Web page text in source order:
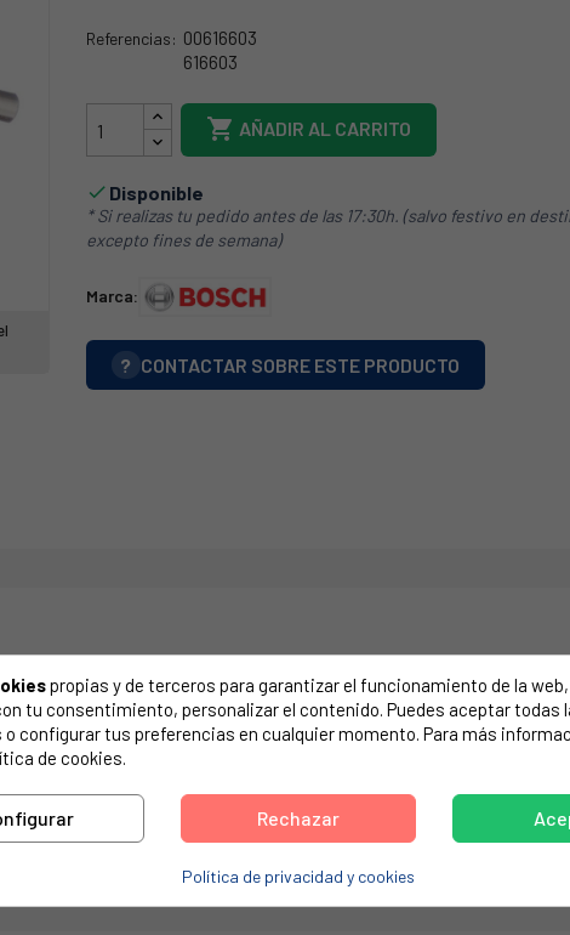
Referencias: 00616603
616603
 AÑADIR AL CARRITO
 Disponible
* Si realizas tu pedido antes de las 17:30h. (salvo festivo en
excepto fines de semana)
Marca:
? CONTACTAR SOBRE ESTE PRODUCTO
de tu electrodoméstico. Suele estar formado por números y letras.
Articulo Original Sustitutivo: 00616603
propias y de terceros para garantizar el funcionamiento de la
tu consentimiento, personalizar el contenido. Puedes aceptar todas
o configurar tus preferencias en cualquier momento. Para más
de cookies.
Rechazar
Política de privacidad y cookies